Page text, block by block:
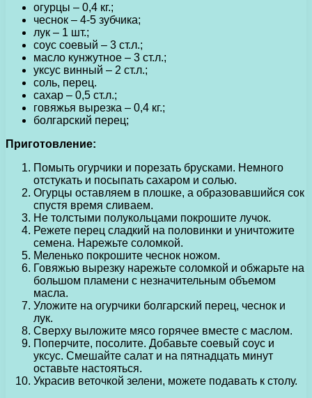
огурцы – 0,4 кг.;
чеснок – 4-5 зубчика;
лук – 1 шт.;
соус соевый – 3 ст.л.;
масло кунжутное – 3 ст.л.;
уксус винный – 2 ст.л.;
соль, перец.
сахар – 0,5 ст.л.;
говяжья вырезка – 0,4 кг.;
болгарский перец;
Приготовление:
Помыть огурчики и порезать брусками. Немного
отстукать и посыпать сахаром и солью.
Огурцы оставляем в плошке, а образовавшийся сок
спустя время сливаем.
Не толстыми полукольцами покрошите лучок.
Режете перец сладкий на половинки и уничтожите
семена. Нарежьте соломкой.
Меленько покрошите чеснок ножом.
Говяжью вырезку нарежьте соломкой и обжарьте на
большом пламени с незначительным объемом
масла.
Уложите на огурчики болгарский перец, чеснок и
лук.
Сверху выложите мясо горячее вместе с маслом.
Поперчите, посолите. Добавьте соевый соус и
уксус. Смешайте салат и на пятнадцать минут
оставьте настояться.
Украсив веточкой зелени, можете подавать к столу.